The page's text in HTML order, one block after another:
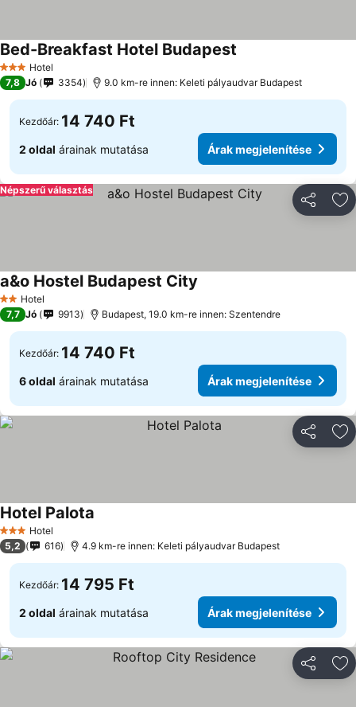
3 Kategória
Hotel
Bed-Breakfast Hotel Budapest
7,8 Jó 3354 9.0 km-re innen: Keleti pályaudvar Budapest
Kezdőár: 14 740 Ft
2 oldal árainak mutatása Árak megjelenítése
Népszerű választás
2 Kategória
Hotel
a&o Hostel Budapest City
7,7 Jó 9913 Budapest, 19.0 km-re innen: Szentendre
Kezdőár: 14 740 Ft
6 oldal árainak mutatása Árak megjelenítése
3 Kategória
Hotel
Hotel Palota
5,2 616 4.9 km-re innen: Keleti pályaudvar Budapest
Kezdőár: 14 795 Ft
2 oldal árainak mutatása Árak megjelenítése